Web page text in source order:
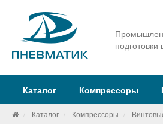
подготовки
Каталог Компрессоры
Каталог Компрессоры